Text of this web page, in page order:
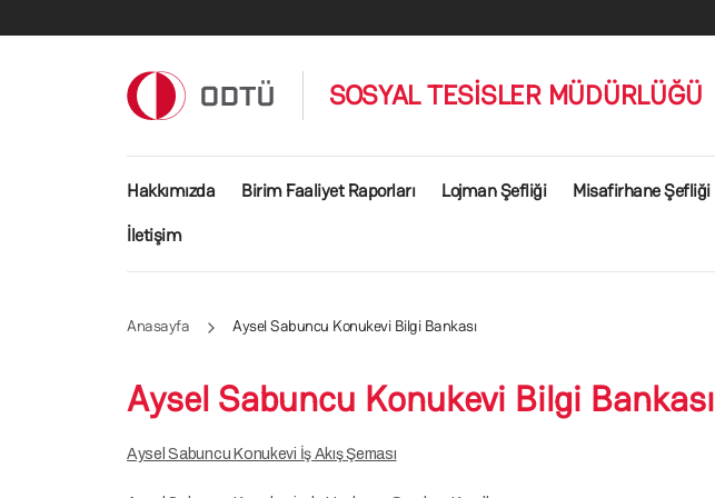
SOSYAL TESİSLER MÜDÜRLÜĞÜ
Ana gezinti menüsü
Hakkımızda Birim Faaliyet Raporları Lojman Şefliği Misafirhane Şefliği
İletişim
Anasayfa Aysel Sabuncu Konukevi Bilgi Bankası
Aysel Sabuncu Konukevi Bilgi Bankası
Aysel Sabuncu Konukevi İş Akış Şeması